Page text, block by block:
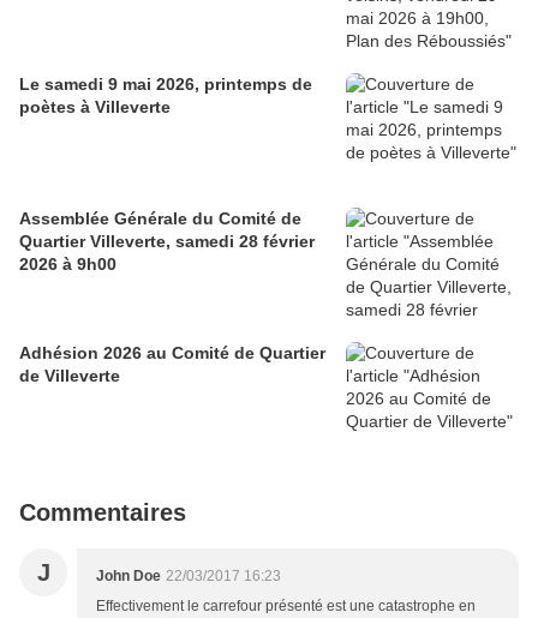
Le samedi 9 mai 2026, printemps de
poètes à Villeverte
Assemblée Générale du Comité de
Quartier Villeverte, samedi 28 février
2026 à 9h00
Adhésion 2026 au Comité de Quartier
de Villeverte
Commentaires
J John Doe 22/03/2017 16:23
Effectivement le carrefour présenté est une catastrophe en